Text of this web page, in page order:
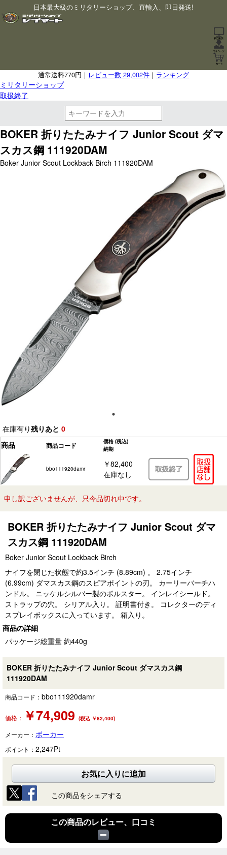
日本最大級のミリタリーショップ、直輸入、即日発送!
通常送料770円｜ レビュー数 29,002件 ｜ ランキング
ミリタリーショップ
取扱終了
BOKER 折りたたみナイフ Junior Scout ダマ
スカス鋼 111920DAM
Boker Junior Scout Lockback Birch 111920DAM
在庫有り残りあと 0
商品
商品コード 価格 (税込)
納期
bbo111920damr
￥82,400
在庫なし
申し訳ございませんが、只今品切れ中です。
BOKER 折りたたみナイフ Junior Scout ダマ
スカス鋼 111920DAM
Boker Junior Scout Lockback Birch
ナイフを閉じた状態で約3.5インチ (8.89cm) 。 2.75インチ
(6.99cm) ダマスカス鋼のスピアポイントの刃。 カーリーバーチハ
ンドル。 ニッケルシルバー製のボルスター。 インレイシールド。
ストラップの穴。 シリアル入り。 証明書付き。 コレクターのディ
スプレイボックスに入っています。 箱入り。
商品の詳細
パッケージ総重量 約440g
BOKER 折りたたみナイフ Junior Scout ダマスカス鋼
111920DAM
商品コード： bbo111920damr
価格： ￥74,909 (税込 ￥82,400)
メーカー： ボーカー
ポイント： 2,247Pt
お気に入りに追加
この商品をシェアする
この商品のレビュー、口コミ